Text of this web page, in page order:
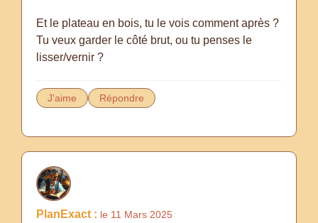
Et le plateau en bois, tu le vois comment après ?
Tu veux garder le côté brut, ou tu penses le
lisser/vernir ?
J'aime Répondre
PlanExact : le 11 Mars 2025